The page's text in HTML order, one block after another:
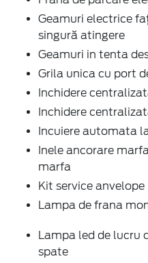
Geamuri electrice
singură atingere
Geamuri in tenta
Grila unica cu port
Inchidere
Inchidere
Incuiere automata
Inele ancorare
marfa
Kit service anvelope
Lampa de frana
Lampa led de lucru
spate